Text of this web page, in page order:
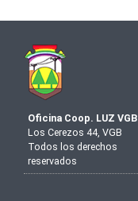
Oficina Coop. LUZ VGB
Los Cerezos 44, VGB
Todos los derechos
reservados